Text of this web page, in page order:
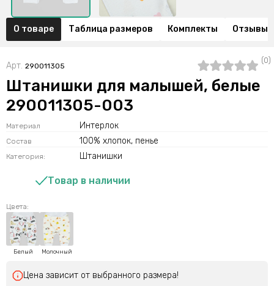
О товаре Таблица размеров Комплекты Отзывы
Арт. 290011305
(0)
Штанишки для малышей, белые
290011305-003
Материал Интерлок
Состав 100% хлопок, пенье
Категория: Штанишки
Товар в наличии
Цвета:
Белый Молочный
Цена зависит от выбранного размера!